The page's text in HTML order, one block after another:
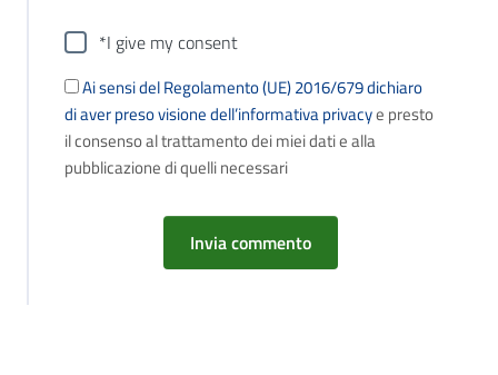
*I give my consent
Ai sensi del Regolamento (UE) 2016/679 dichiaro
di aver preso visione dell’informativa privacye presto
il consenso al trattamento dei miei dati e alla
pubblicazione di quelli necessari